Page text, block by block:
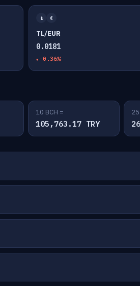
₺ €
TL/EUR
0.0181
-0.36%
10 BCH =
105,763.17 TRY